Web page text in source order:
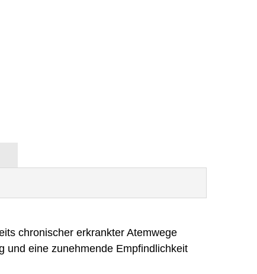
chronischer erkrankter Atemwege
und eine zunehmende Empfindlichkeit